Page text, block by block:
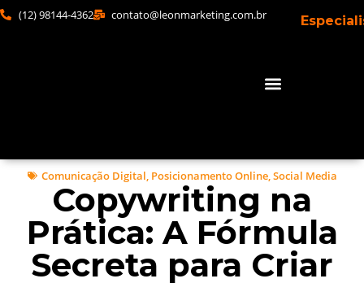
(12) 98144-4362 contato@leonmarketing.com.br
Comunicação Digital, Posicionamento Online,Social Media
Copywriting na
Prática: A Fórmula
Secreta para Criar